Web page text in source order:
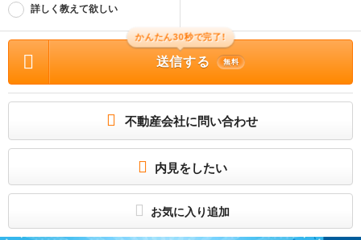
5分、阪神電鉄本線/尼崎センタープール前 徒歩18分、阪神電鉄武庫川線/洲先 徒歩1
等 : 3,000円 / 礼金等 : 1ヶ月 / 敷金 : 無料、保証金等 : －、 償却、敷引 : － / 住
宅総合保険等の損害保険料 : 要 / その他 : 初期費用３回～４８回分割可（スムーズ
利用）審査と手数料あり。 雑費無 その他一時金無 管理人巡回 駐輪場: 有
ですよ。
(一社)兵庫県宅地建物取引業協会
(公社)近畿地区不動産公正取引協議会
－
詳しく教えて欲しい
かんたん30秒で完了!
送信する 無料
不動産会社に問い合わせ
内見をしたい
お気に入り追加